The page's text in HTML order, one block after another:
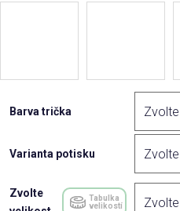
Barva trička
Varianta potisku
Zvolte
Tabulka
velikostí